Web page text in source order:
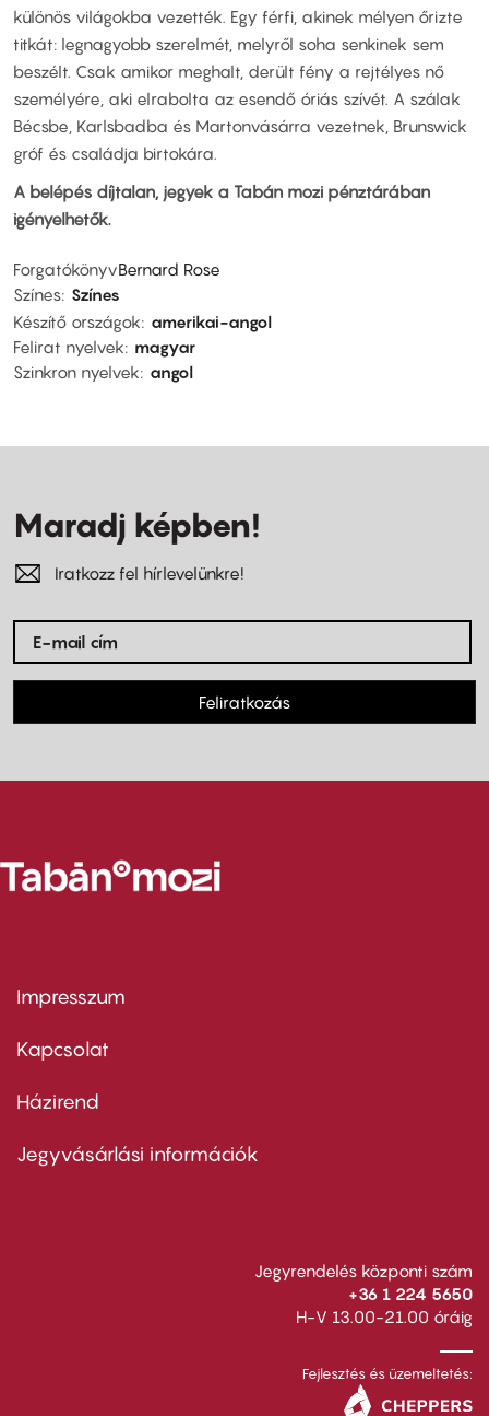
különös világokba vezették. Egy férfi, akinek mélyen őrizte
titkát: legnagyobb szerelmét, melyről soha senkinek sem
beszélt. Csak amikor meghalt, derült fény a rejtélyes nő
személyére, aki elrabolta az esendő óriás szívét. A szálak
Bécsbe, Karlsbadba és Martonvásárra vezetnek, Brunswick
gróf és családja birtokára.
A belépés díjtalan, jegyek a Tabán mozi pénztárában
igényelhetők.
ForgatókönyvBernard Rose
Színes Színes
Készítő országok
amerikai-angol
Felirat nyelvek
magyar
Szinkron nyelvek
angol
Maradj képben!
Iratkozz fel hírlevelünkre!
Feliratkozás
Footer
first
Impresszum
Kapcsolat
Footer
second
Házirend
Jegyvásárlási információk
Jegyrendelés központi szám
+36 1 224 5650
H-V 13.00-21.00 óráig
Fejlesztés és üzemeltetés: